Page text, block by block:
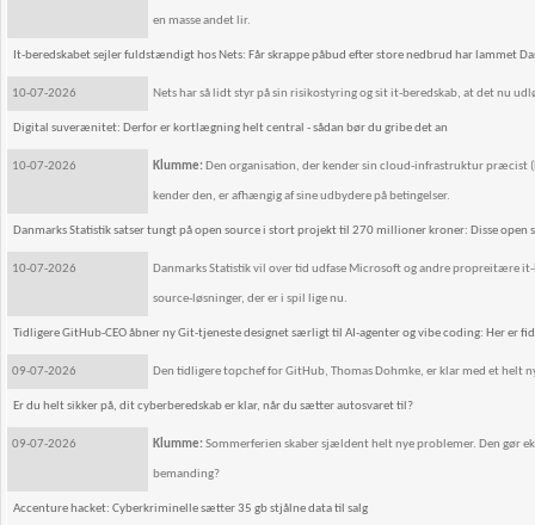
en masse andet lir.
It-beredskabet sejler fuldstændigt hos Nets: Får skrappe påbud efter store nedbrud har lammet
10-07-2026 Nets har så lidt styr på sin risikostyring og sit it-beredskab, at det nu
Digital suverænitet: Derfor er kortlægning helt central - sådan bør du gribe det an
10-07-2026 Klumme: Den organisation, der kender sin cloud-infrastruktur præcist
kender den, er afhængig af sine udbydere på betingelser.
Danmarks Statistik satser tungt på open source i stort projekt til 270 millioner kroner: Disse open
10-07-2026 Danmarks Statistik vil over tid udfase Microsoft og andre propreitære
source-løsninger, der er i spil lige nu.
Tidligere GitHub-CEO åbner ny Git-tjeneste designet særligt til AI-agenter og vibe coding: Her er
09-07-2026 Den tidligere topchef for GitHub, Thomas Dohmke, er klar med et
Er du helt sikker på, dit cyberberedskab er klar, når du sætter autosvaret til?
09-07-2026 Klumme:Sommerferien skaber sjældent helt nye problemer. Den gør
bemanding?
Accenture hacket: Cyberkriminelle sætter 35 gb stjålne data til salg